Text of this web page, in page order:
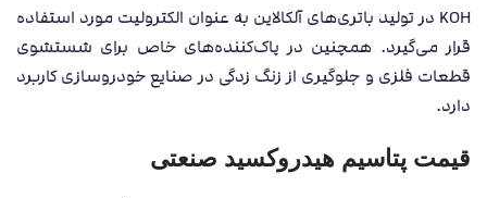
KOH در تولید باتری‌های آلکالاین به عنوان الکترولیت مورد استفاده
قرار می‌گیرد. همچنین در پاک‌کننده‌های خاص برای شستشوی
قطعات فلزی و جلوگیری از زنگ زدگی در صنایع خودروسازی کاربرد
دارد.
قیمت پتاسیم هیدروکسید صنعتی